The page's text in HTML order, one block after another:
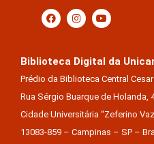
Biblioteca Digital da
Prédio da Biblioteca Central
Rua Sérgio Buarque de Holanda,
Cidade Universitária “Zeferino
13083-859 – Campinas – SP –